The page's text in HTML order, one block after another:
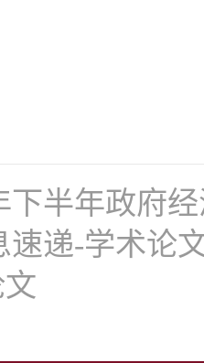
下半年政府
速递-学术论